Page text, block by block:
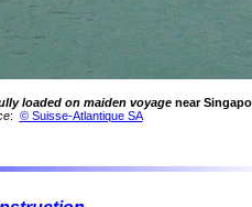
loaded on maiden voyagenear
: © Suisse-Atlantique SA